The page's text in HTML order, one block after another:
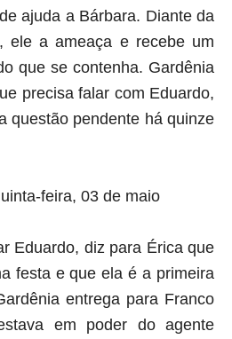
ajuda a Bárbara. Diante da
ele a ameaça e recebe um
que se contenha. Gardênia
precisa falar com Eduardo,
questão pendente há quinze
feira, 03 de maio
Eduardo, diz para Érica que
festa e que ela é a primeira
entrega para Franco
em poder do agente